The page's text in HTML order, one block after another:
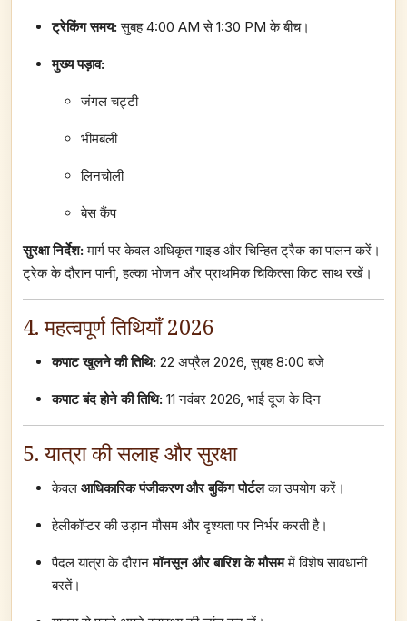
ट्रेकिंग समय:सुबह 4:00 AM से 1:30 PM के बीच।
मुख्य पड़ाव:
जंगल चट्टी
भीमबली
लिनचोली
बेस कैंप
सुरक्षा निर्देश:मार्ग पर केवल अधिकृत गाइड और चिन्हित ट्रैक का पालन करें।
ट्रेक के दौरान पानी, हल्का भोजन और प्राथमिक चिकित्सा किट साथ रखें।
4. महत्वपूर्ण तिथियाँ 2026
कपाट खुलने की तिथि: 22 अप्रैल 2026, सुबह 8:00 बजे
कपाट बंद होने की तिथि: 11 नवंबर 2026, भाई दूज के दिन
5. यात्रा की सलाह और सुरक्षा
केवल आधिकारिक पंजीकरण और बुकिंग पोर्टलका उपयोग करें।
हेलीकॉप्टर की उड़ान मौसम और दृश्यता पर निर्भर करती है।
पैदल यात्रा के दौरानमॉनसून और बारिश के मौसममें विशेष सावधानी
बरतें।